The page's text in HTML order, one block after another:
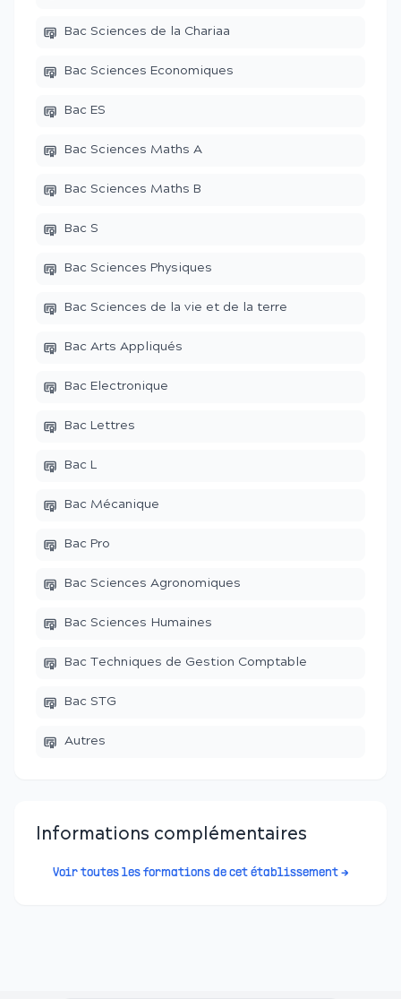
Bac Sciences de la Chariaa
Bac Sciences Economiques
Bac ES
Bac Sciences Maths A
Bac Sciences Maths B
Bac S
Bac Sciences Physiques
Bac Sciences de la vie et de la terre
Bac Arts Appliqués
Bac Electronique
Bac Lettres
Bac L
Bac Mécanique
Bac Pro
Bac Sciences Agronomiques
Bac Sciences Humaines
Bac Techniques de Gestion Comptable
Bac STG
Autres
Informations complémentaires
Voir toutes les formations de cet établissement →